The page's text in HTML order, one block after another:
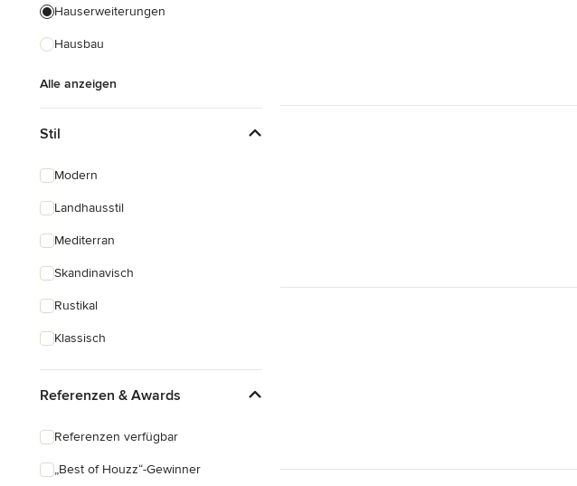
Hauserweiterungen
Hausbau
Alle anzeigen
Stil
Modern
Landhausstil
Mediterran
Skandinavisch
Rustikal
Klassisch
Referenzen & Awards
Referenzen verfügbar
„Best of Houzz“-Gewinner